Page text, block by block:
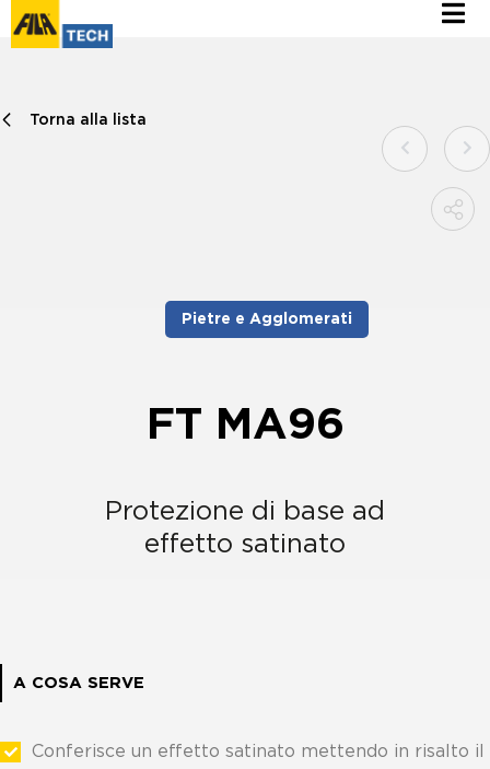
Torna alla lista
Pietre e Agglomerati
FT MA96
Protezione di base ad
effetto satinato
A COSA SERVE
Conferisce un effetto satinato mettendo in risalto il